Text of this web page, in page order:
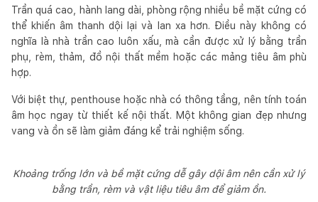
Trần quá cao, hành lang dài, phòng rộng nhiều bề mặt cứng có
thể khiến âm thanh dội lại và lan xa hơn. Điều này không có
nghĩa là nhà trần cao luôn xấu, mà cần được xử lý bằng trần
phụ, rèm, thảm, đồ nội thất mềm hoặc các mảng tiêu âm phù
hợp.
Với biệt thự, penthouse hoặc nhà có thông tầng, nên tính toán
âm học ngay từ thiết kế nội thất. Một không gian đẹp nhưng
vang và ồn sẽ làm giảm đáng kể trải nghiệm sống.
Khoảng trống lớn và bề mặt cứng dễ gây dội âm nên cần xử lý
bằng trần, rèm và vật liệu tiêu âm để giảm ồn.